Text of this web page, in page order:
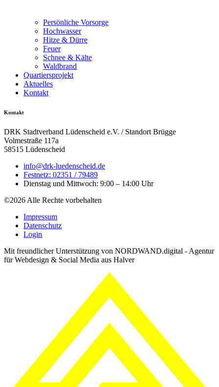
Persönliche Vorsorge
Hochwasser
Hitze & Dürre
Feuer
Schnee & Kälte
Waldbrand
Quartiersprojekt
Aktuelles
Kontakt
Kontakt
DRK Stadtverband Lüdenscheid e.V. / Standort Brügge
Volmestraße 117a
58515 Lüdenscheid
info@drk-luedenscheid.de
Festnetz: 02351 / 79489
Dienstag und Mittwoch: 9:00 – 14:00 Uhr
©2026 Alle Rechte vorbehalten
Impressum
Datenschutz
Login
Mit freundlicher Unterstützung von NORDWAND.digital - Agentur
für Webdesign & Social Media aus Halver